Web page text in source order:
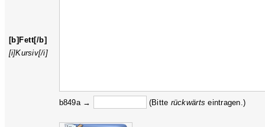
[b]Fett[/b]
[i]Kursiv[/i]
b849a → (Bitte rückwärts eintragen.)